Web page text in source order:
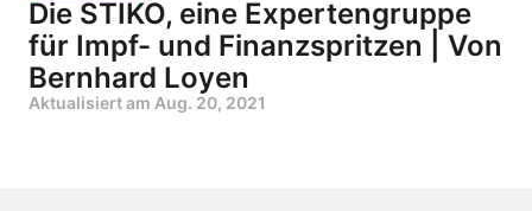
Die STIKO, eine Expertengruppe
für Impf- und Finanzspritzen | Von
Bernhard Loyen
Aktualisiert am Aug. 20, 2021